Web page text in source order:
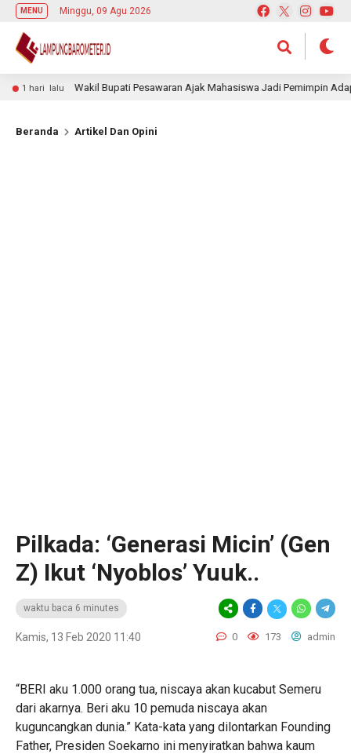
MENU Minggu, 09 Agu 2026
lalu Wakil Bupati Pesawaran Ajak Mahasiswa Jadi Pemimpin Adaptif,
Beranda Artikel Dan Opini
Pilkada: ‘Generasi Micin’ (Gen
Z) Ikut ‘Nyoblos’ Yuuk..
waktu baca 6 minutes
Kamis, 13 Feb 2020 11:40 0 173 admin
“BERI aku 1.000 orang tua, niscaya akan kucabut Semeru
dari akarnya. Beri aku 10 pemuda niscaya akan
kuguncangkan dunia.” Kata-kata yang dilontarkan Founding
Father, Presiden Soekarno ini menyiratkan bahwa kaum